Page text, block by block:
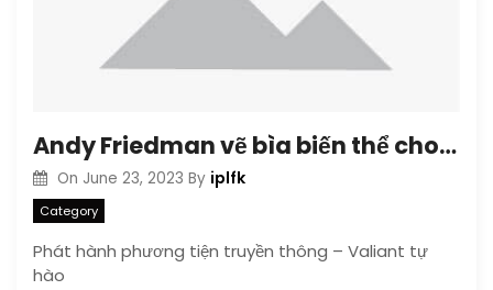
Andy Friedman vẽ bìa biến thể cho Harbinger#19
On June 23, 2023 By iplfk
Category
Phát hành phương tiện truyền thông – Valiant tự
hào